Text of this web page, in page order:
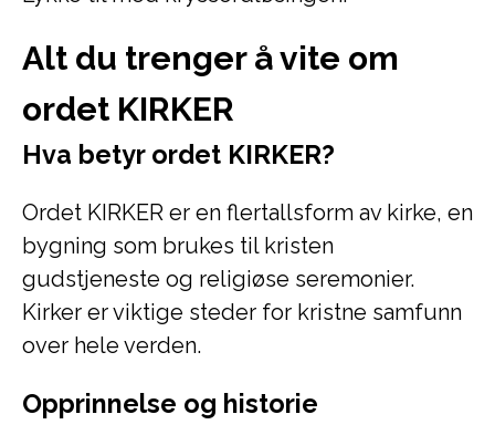
Alt du trenger å vite om
ordet KIRKER
Hva betyr ordet KIRKER?
Ordet KIRKER er en flertallsform av kirke, en
bygning som brukes til kristen
gudstjeneste og religiøse seremonier.
Kirker er viktige steder for kristne samfunn
over hele verden.
Opprinnelse og historie